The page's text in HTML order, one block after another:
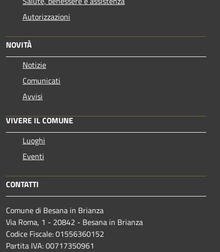
Autorizzazioni
NOVITÀ
Notizie
Comunicati
Avvisi
VIVERE IL COMUNE
Luoghi
Eventi
CONTATTI
Comune di Besana in Brianza
Via Roma, 1 - 20842 - Besana in Brianza
Codice Fiscale: 01556360152
Partita IVA: 00717350961